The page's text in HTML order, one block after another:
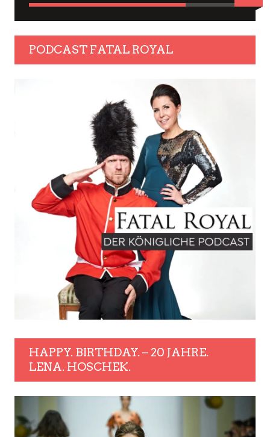
PODCAST FATAL ROYAL
HAPPY. BIRTHDAY. – 20 JAHRE.
LENA. HOSCHEK.